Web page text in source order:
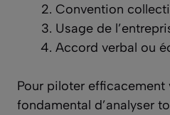
Convention
Usage de
Accord verbal ou
Pour piloter efficacement
fondamental d’analyser